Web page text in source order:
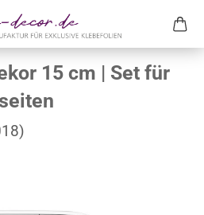
15 cm | Set für
)